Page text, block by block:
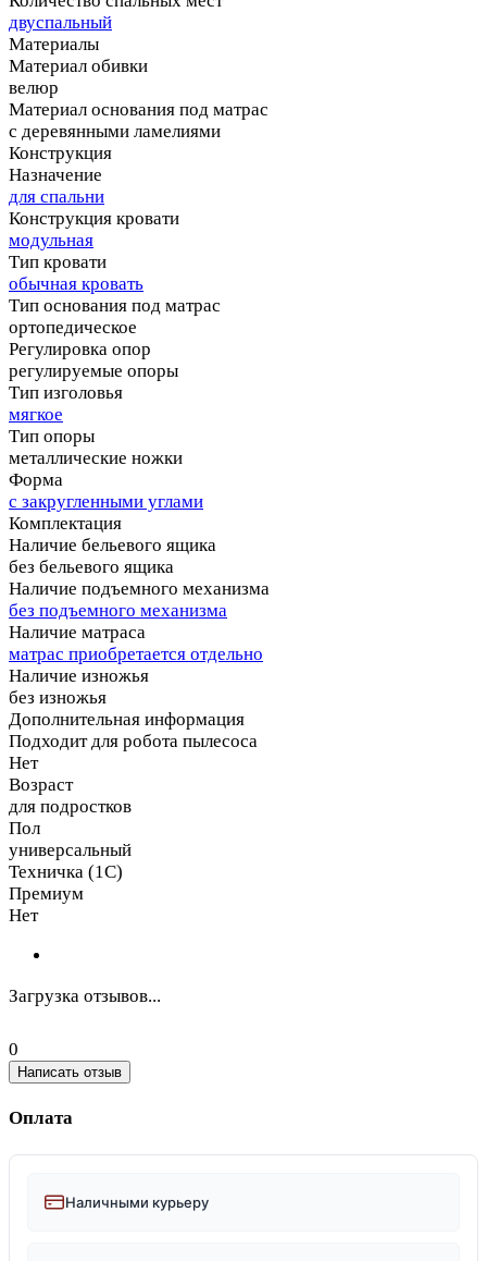
двуспальный
Материалы
Материал обивки
велюр
Материал основания под матрас
с деревянными ламелиями
Конструкция
Назначение
для спальни
Конструкция кровати
модульная
Тип кровати
обычная кровать
Тип основания под матрас
ортопедическое
Регулировка опор
регулируемые опоры
Тип изголовья
мягкое
Тип опоры
металлические ножки
Форма
с закругленными углами
Комплектация
Наличие бельевого ящика
без бельевого ящика
Наличие подъемного механизма
без подъемного механизма
Наличие матраса
матрас приобретается отдельно
Наличие изножья
без изножья
Дополнительная информация
Подходит для робота пылесоса
Нет
Возраст
для подростков
Пол
универсальный
Техничка (1С)
Премиум
Нет
Загрузка отзывов...
0
Написать отзыв
Оплата
Наличными курьеру